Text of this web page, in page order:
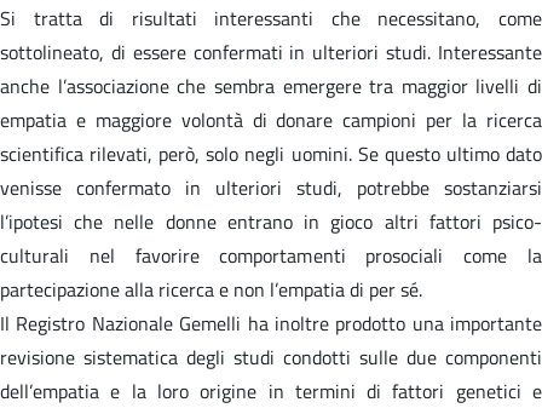
Si tratta di risultati interessanti che necessitano, come
sottolineato, di essere confermati in ulteriori studi. Interessante
anche l’associazione che sembra emergere tra maggior livelli di
empatia e maggiore volontà di donare campioni per la ricerca
scientifica rilevati, però, solo negli uomini. Se questo ultimo dato
venisse confermato in ulteriori studi, potrebbe sostanziarsi
l’ipotesi che nelle donne entrano in gioco altri fattori psico-
culturali nel favorire comportamenti prosociali come la
partecipazione alla ricerca e non l’empatia di per sé.
Il Registro Nazionale Gemelli ha inoltre prodotto una importante
revisione sistematica degli studi condotti sulle due componenti
dell’empatia e la loro origine in termini di fattori genetici e